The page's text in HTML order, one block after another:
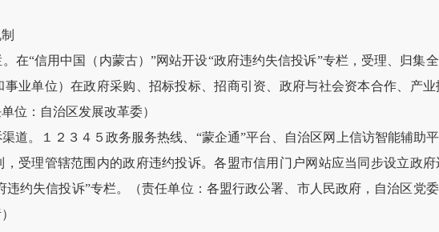
在“信用中国（内蒙古）”网站开设“政府违约失信投诉”专栏，受理、归集
业单位）在政府采购、招标投标、招商引资、政府与社会资本合作、产
位：自治区发展改革委）
道。１２３４５政务服务热线、“蒙企通”平台、自治区网上信访智能辅助
受理管辖范围内的政府违约投诉。各盟市信用门户网站应当同步设立政
违约失信投诉”专栏。（责任单位：各盟行政公署、市人民政府，自治区党